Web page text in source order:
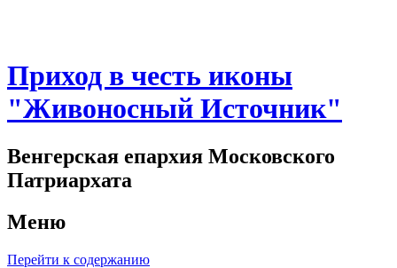
Приход в честь иконы
"Живоносный Источник"
Венгерская епархия Московского
Патриархата
Меню
Перейти к содержанию